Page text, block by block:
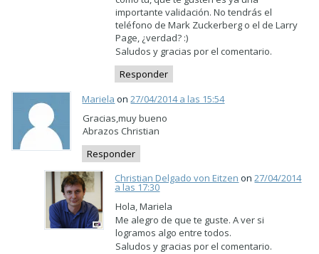
importante validación. No tendrás el
teléfono de Mark Zuckerberg o el de Larry
Page, ¿verdad? :)
Saludos y gracias por el comentario.
Responder
Mariela on27/04/2014 a las 15:54
Gracias,muy bueno
Abrazos Christian
Responder
Christian Delgado von Eitzen on27/04/2014
a las 17:30
Hola, Mariela
Me alegro de que te guste. A ver si
logramos algo entre todos.
Saludos y gracias por el comentario.